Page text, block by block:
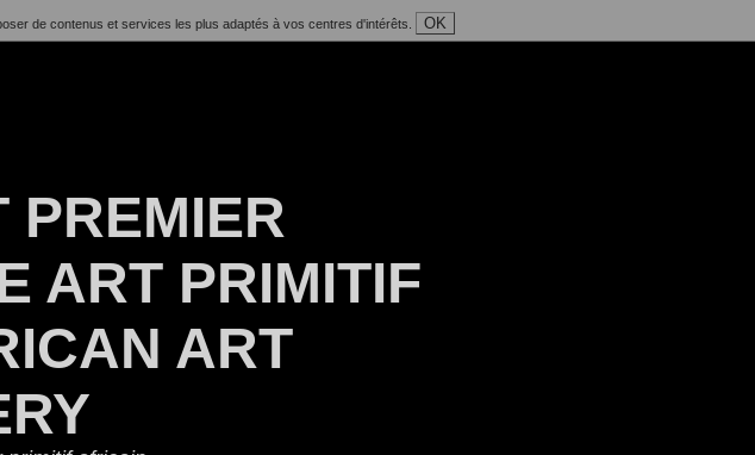
de contenus et services les plus adaptés à vos centres d'intérêts. OK
PREMIER
ART PRIMITIF
ART